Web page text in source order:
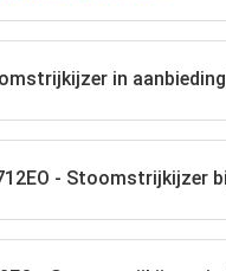
in
- Stoomstrijkijzer